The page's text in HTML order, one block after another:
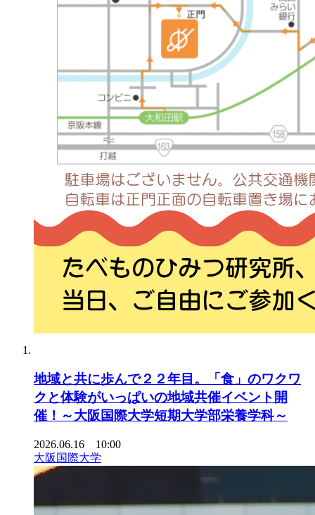
地域と共に歩んで２２年目。「食」のワクワ
クと体験がいっぱいの地域共催イベント開
催！～大阪国際大学短期大学部栄養学科～
2026.06.16 10:00
大阪国際大学